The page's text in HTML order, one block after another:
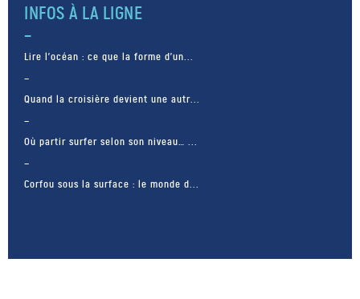
INFOS À LA LIGNE
Lire l’océan : ce que la forme d’un...
Quand la croisière devient une autr...
Où partir surfer selon son niveau… ...
Corfou sous la surface : le monde d...